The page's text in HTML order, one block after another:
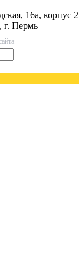
16а, корпус 2
Пермь